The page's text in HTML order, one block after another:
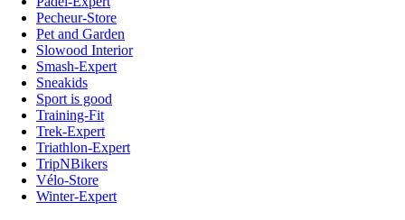
Pecheur-Store
Pet and Garden
Slowood Interior
Smash-Expert
Sneakids
Sport is good
Training-Fit
Trek-Expert
Triathlon-Expert
TripNBikers
Vélo-Store
Winter-Expert